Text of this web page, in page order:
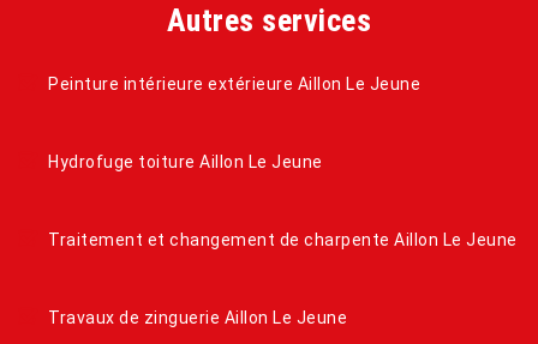
Autres services
Peinture intérieure extérieure Aillon Le Jeune
Hydrofuge toiture Aillon Le Jeune
Traitement et changement de charpente Aillon Le Jeune
Travaux de zinguerie Aillon Le Jeune